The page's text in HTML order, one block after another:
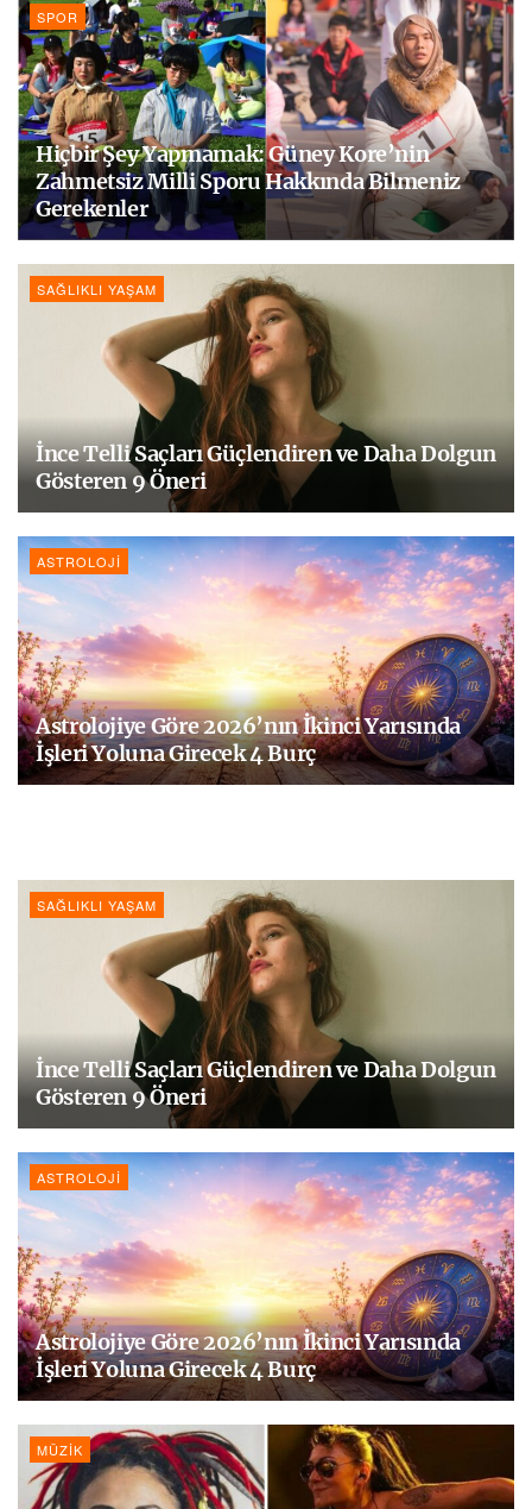
SPOR
Hiçbir Şey Yapmamak: Güney Kore’nin
Zahmetsiz Milli Sporu Hakkında Bilmeniz
Gerekenler
SAĞLIKLI YAŞAM
İnce Telli Saçları Güçlendiren ve Daha Dolgun
Gösteren 9 Öneri
ASTROLOJI
Astrolojiye Göre 2026’nın İkinci Yarısında
İşleri Yoluna Girecek 4 Burç
SAĞLIKLI YAŞAM
İnce Telli Saçları Güçlendiren ve Daha Dolgun
Gösteren 9 Öneri
ASTROLOJI
Astrolojiye Göre 2026’nın İkinci Yarısında
İşleri Yoluna Girecek 4 Burç
MÜZIK